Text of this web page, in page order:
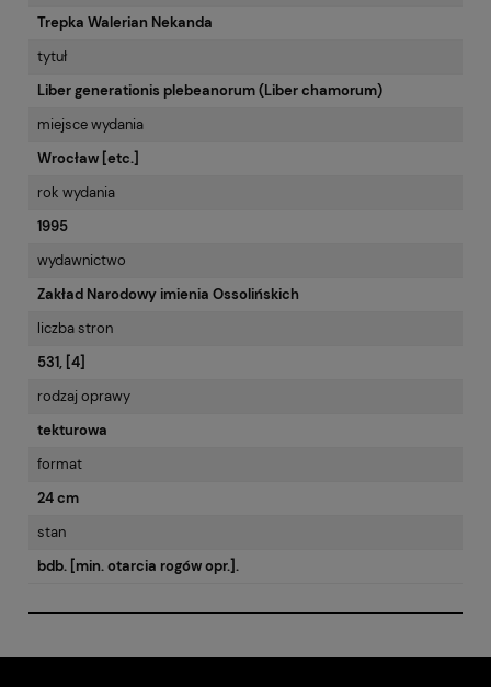
Trepka Walerian Nekanda
tytuł
Liber generationis plebeanorum (Liber chamorum)
miejsce wydania
Wrocław [etc.]
rok wydania
1995
wydawnictwo
Zakład Narodowy imienia Ossolińskich
liczba stron
531, [4]
rodzaj oprawy
tekturowa
format
24 cm
stan
bdb. [min. otarcia rogów opr.].